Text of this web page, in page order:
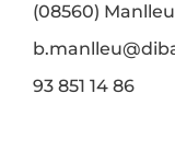
(08560)
93 851 14 86